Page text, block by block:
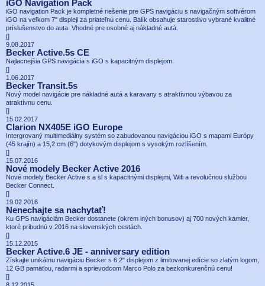
iGO Navigation Pack
iGO navigation Pack je kompletné riešenie pre GPS navigáciu s navigačným softvérom
iGO na veľkom 7" displeji za priateľnú cenu. Balík obsahuje starostlivo vybrané kvalitné
príslušenstvo do auta. Vhodné pre osobné aj nákladné autá.
[]
9.08.2017
Becker Active.5s CE
Najlacnejšia GPS navigácia s iGO s kapacitným displejom.
[]
1.06.2017
Becker Transit.5s
Nový model navigácie pre nákladné autá a karavany s atraktívnou výbavou za
atraktívnu cenu.
[]
15.02.2017
Clarion NX405E iGO Europe
Intergrovaný multimediálny systém so zabudovanou navigáciou iGO s mapami Európy
(45 krajín) a 15,2 cm (6") dotykovým displejom s vysokým rozlíšením.
[]
15.07.2016
Nové modely Becker Active 2016
Nové modely Becker Active s a sl s kapacitnými displejmi, Wifi a revolučnou službou
Becker Connect.
[]
19.02.2016
Nenechajte sa nachytať!
Ku GPS navigáciám Becker dostanete (okrem iných bonusov) aj 700 nových kamier,
ktoré pribudnú v 2016 na slovenských cestách.
[]
15.12.2015
Becker Active.6 JE - anniversary edition
Získajte unikátnu navigáciu Becker s 6.2" displejom z limitovanej edície so zlatým logom,
12 GB pamäťou, radarmi a sprievodcom Marco Polo za bezkonkurenčnú cenu!
[]